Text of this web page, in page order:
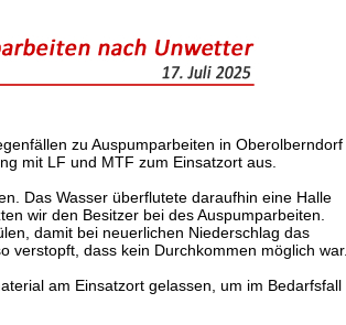
zu Auspumparbeiten in Oberolberndorf
mit LF und MTF zum Einsatzort aus.
Das Wasser überflutete daraufhin eine Halle
wir den Besitzer bei des Auspumparbeiten.
damit bei neuerlichen Niederschlag das
verstopft, dass kein Durchkommen möglich war.
am Einsatzort gelassen, um im Bedarfsfall